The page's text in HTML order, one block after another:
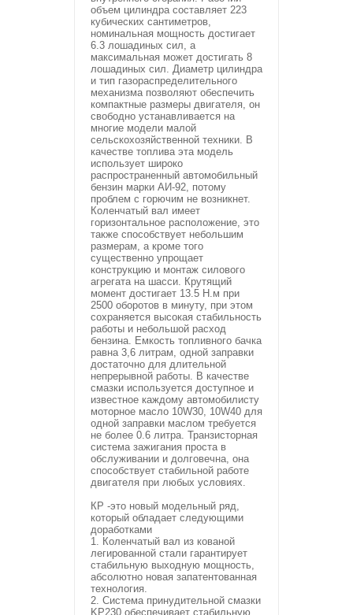
объем цилиндра составляет 223
кубических сантиметров,
номинальная мощность достигает
6.3 лошадиных сил, а
максимальная может достигать 8
лошадиных сил. Диаметр цилиндра
и тип газораспределительного
механизма позволяют обеспечить
компактные размеры двигателя, он
свободно устанавливается на
многие модели малой
сельскохозяйственной техники. В
качестве топлива эта модель
использует широко
распространенный автомобильный
бензин марки АИ-92, потому
проблем с горючим не возникнет.
Коленчатый вал имеет
горизонтальное расположение, это
также способствует небольшим
размерам, а кроме того
существенно упрощает
конструкцию и монтаж силового
агрегата на шасси. Крутящий
момент достигает 13.5 Н.м при
2500 оборотов в минуту, при этом
сохраняется высокая стабильность
работы и небольшой расход
бензина. Емкость топливного бачка
равна 3,6 литрам, одной заправки
достаточно для длительной
непрерывной работы. В качестве
смазки используется доступное и
известное каждому автомобилисту
моторное масло 10W30, 10W40 для
одной заправки маслом требуется
не более 0.6 литра. Транзисторная
система зажигания проста в
обслуживании и долговечна, она
способствует стабильной работе
двигателя при любых условиях.
КР -это новый модельный ряд,
который обладает следующими
доработками
1. Коленчатый вал из кованой
легированной стали гарантирует
стабильную выходную мощность,
абсолютно новая запатентованная
технология.
2. Система принудительной смазки
KP230 обеспечивает стабильную